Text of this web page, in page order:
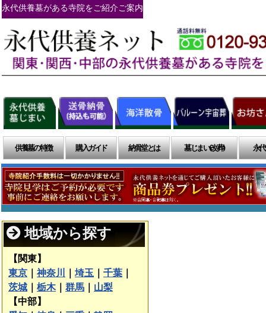
永代供養墓がある寺院をご紹介ご案内
供養墓の特徴 購入ガイド 納骨堂とは 墓じまい(改葬) 永
地域から探す
【関東】
東京
神奈川 埼玉 千葉
茨城
栃木｜ 群馬
山梨
【中部】